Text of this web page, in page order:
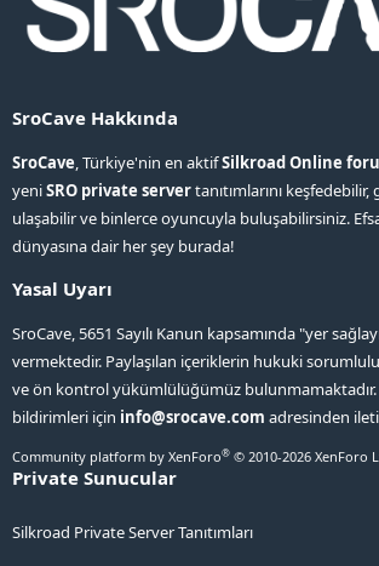
SroCave Hakkında
SroCave, Türkiye'nin en aktifSilkroad Online
yeniSRO private servertanıtımlarını
ulaşabilir ve binlerce oyuncuyla buluşabilirsiniz.
dünyasına dair her şey burada!
Yasal Uyarı
SroCave, 5651 Sayılı Kanun kapsamında "yer
vermektedir. Paylaşılan içeriklerin hukuki
ve ön kontrol yükümlülüğümüz bulunmamaktadır.
bildirimleri için info@srocave.com adresinden
Community platform by XenForo® © 2010-2026 XenForo
Private Sunucular
Silkroad Private Server Tanıtımları